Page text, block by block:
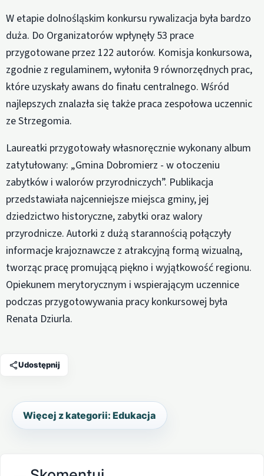
W etapie dolnośląskim konkursu rywalizacja była bardzo
duża. Do Organizatorów wpłynęły 53 prace
przygotowane przez 122 autorów. Komisja konkursowa,
zgodnie z regulaminem, wyłoniła 9 równorzędnych prac,
które uzyskały awans do finału centralnego. Wśród
najlepszych znalazła się także praca zespołowa uczennic
ze Strzegomia.
Laureatki przygotowały własnoręcznie wykonany album
zatytułowany: „Gmina Dobromierz - w otoczeniu
zabytków i walorów przyrodniczych”. Publikacja
przedstawiała najcenniejsze miejsca gminy, jej
dziedzictwo historyczne, zabytki oraz walory
przyrodnicze. Autorki z dużą starannością połączyły
informacje krajoznawcze z atrakcyjną formą wizualną,
tworząc pracę promującą piękno i wyjątkowość regionu.
Opiekunem merytorycznym i wspierającym uczennice
podczas przygotowywania pracy konkursowej była
Renata Dziurla.
Udostępnij
Więcej z kategorii: Edukacja